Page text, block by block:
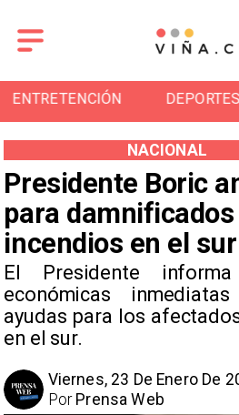
DEPORTES CULTURA
Presidente Boric
para
incendios en el sur
El Presidente
económicas
ayudas para los
en el sur.
NACIONAL
Viernes, 23 De Enero De
Prensa Web
Por